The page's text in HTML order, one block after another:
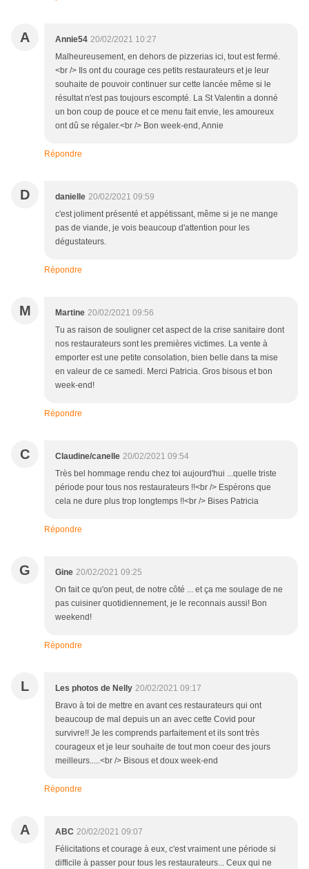
A Annie54 20/02/2021 10:27
Malheureusement, en dehors de pizzerias ici, tout est fermé.
<br /> Ils ont du courage ces petits restaurateurs et je leur
souhaite de pouvoir continuer sur cette lancée même si le
résultat n'est pas toujours escompté. La St Valentin a donné
un bon coup de pouce et ce menu fait envie, les amoureux
ont dû se régaler.<br /> Bon week-end, Annie
Répondre
D danielle 20/02/2021 09:59
c'est joliment présenté et appétissant, même si je ne mange
pas de viande, je vois beaucoup d'attention pour les
dégustateurs.
Répondre
M Martine 20/02/2021 09:56
Tu as raison de souligner cet aspect de la crise sanitaire dont
nos restaurateurs sont les premières victimes. La vente à
emporter est une petite consolation, bien belle dans ta mise
en valeur de ce samedi. Merci Patricia. Gros bisous et bon
week-end!
Répondre
C Claudine/canelle 20/02/2021 09:54
Très bel hommage rendu chez toi aujourd'hui ...quelle triste
période pour tous nos restaurateurs !!<br /> Espérons que
cela ne dure plus trop longtemps !!<br /> Bises Patricia
Répondre
G Gine 20/02/2021 09:25
On fait ce qu'on peut, de notre côté ... et ça me soulage de ne
pas cuisiner quotidiennement, je le reconnais aussi! Bon
weekend!
Répondre
L Les photos de Nelly 20/02/2021 09:17
Bravo à toi de mettre en avant ces restaurateurs qui ont
beaucoup de mal depuis un an avec cette Covid pour
survivre!! Je les comprends parfaitement et ils sont très
courageux et je leur souhaite de tout mon coeur des jours
meilleurs.....<br /> Bisous et doux week-end
Répondre
A ABC 20/02/2021 09:07
Félicitations et courage à eux, c'est vraiment une période si
difficile à passer pour tous les restaurateurs... Ceux qui ne